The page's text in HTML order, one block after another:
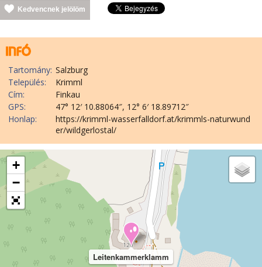
Kedvencnek jelölöm
Tartomány: Salzburg
Település:
Krimml
Cím:
Finkau
GPS:
47° 12′ 10.88064″, 12° 6′ 18.89712″
Honlap:
https://krimml-wasserfalldorf.at/krimmls-naturwund
er/wildgerlostal/
Leitenkammerklamm
+
−